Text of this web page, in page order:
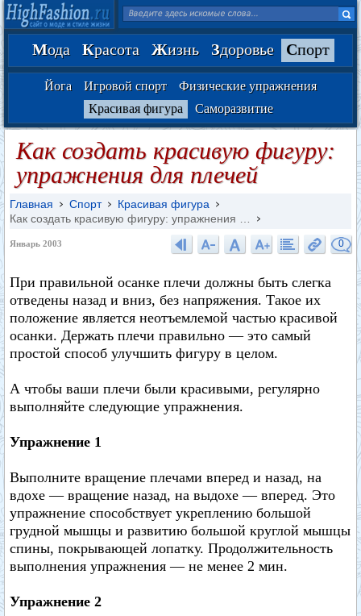
Мода Красота Жизнь Здоровье Спорт
Йога Игровой спорт
Физические упражнения
Красивая фигура
Саморазвитие
Как создать красивую фигуру:
упражнения для плечей
Главная Спорт
Красивая фигура
Как создать красивую фигуру: упражнения …
Январь 2003 0
При правильной осанке плечи должны быть слегка
отведены назад и вниз, без напряжения. Такое их
положение является неотъемлемой частью красивой
осанки. Держать плечи правильно — это самый
простой способ улучшить фигуру в целом.
А чтобы ваши плечи были красивыми, регулярно
выполняйте следующие упражнения.
Упражнение 1
Выполните вращение плечами вперед и назад, на
вдохе — вращение назад, на выдохе — вперед. Это
упражнение способствует укреплению большой
грудной мышцы и развитию большой круглой мышцы
спины, покрывающей лопатку. Продолжительность
выполнения упражнения — не менее 2 мин.
Упражнение 2